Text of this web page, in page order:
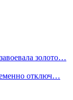
золото…
отключ…